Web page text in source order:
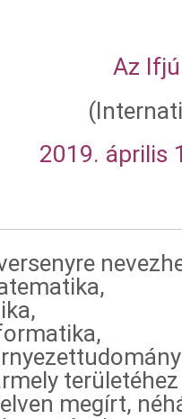
Az
2019. április
megírt,